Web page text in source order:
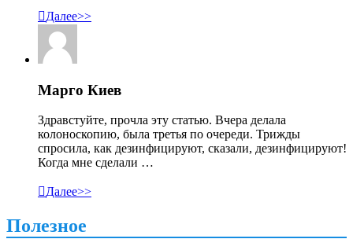
Далее>>
Марго Киев
Здравстуйте, прочла эту статью. Вчера делала
колоноскопию, была третья по очереди. Трижды
спросила, как дезинфицируют, сказали, дезинфицируют!
Когда мне сделали …
Далее>>
Полезное